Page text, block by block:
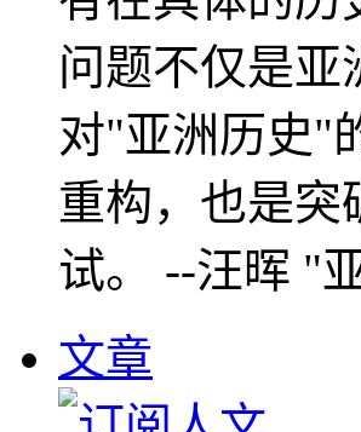
问题不仅是
对"亚洲历史"
重构，也是突
试。 --汪晖 "
文章